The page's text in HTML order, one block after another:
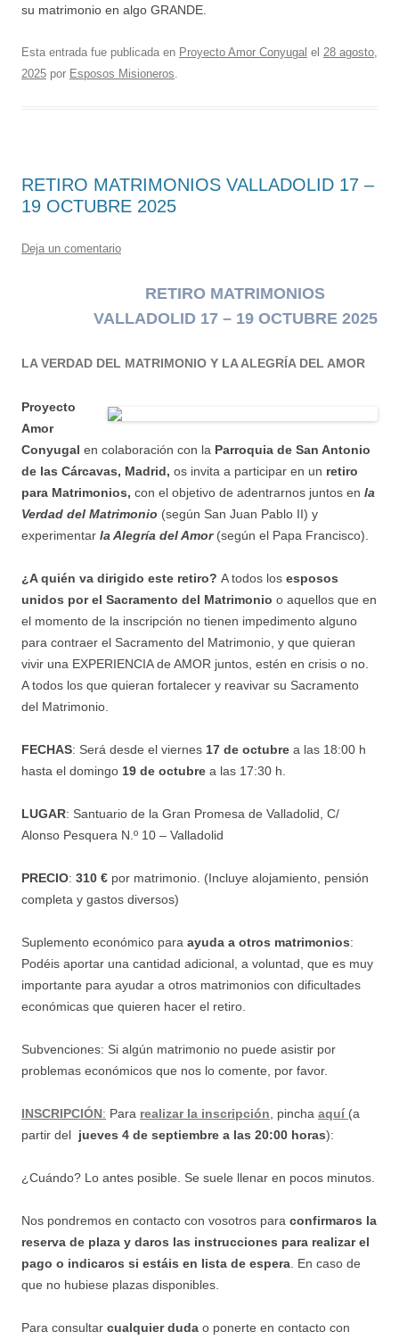
su matrimonio en algo GRANDE.
Esta entrada fue publicada en Proyecto Amor Conyugal el 28 agosto,
2025 por Esposos Misioneros
RETIRO MATRIMONIOS VALLADOLID 17 –
19 OCTUBRE 2025
Deja un comentario
RETIRO MATRIMONIOS
VALLADOLID 17 – 19 OCTUBRE 2025
LA VERDAD DEL MATRIMONIO Y LA ALEGRÍA DEL AMOR
Proyecto
Amor
Conyugal en colaboración con la Parroquia de San Antonio
de las Cárcavas, Madrid, os invita a participar en un retiro
para Matrimonios, con el objetivo de adentrarnos juntos en la
Verdad del Matrimonio (según San Juan Pablo II) y
experimentar la Alegría del Amor(según el Papa Francisco).
¿A quién va dirigido este retiro? A todos los esposos
unidos por el Sacramento del Matrimonio o aquellos que en
el momento de la inscripción no tienen impedimento alguno
para contraer el Sacramento del Matrimonio, y que quieran
vivir una EXPERIENCIA de AMOR juntos, estén en crisis o no.
A todos los que quieran fortalecer y reavivar su Sacramento
del Matrimonio.
FECHAS: Será desde el viernes 17 de octubre a las 18:00 h
hasta el domingo 19 de octubre a las 17:30 h.
LUGAR: Santuario de la Gran Promesa de Valladolid, C/
Alonso Pesquera N.º 10 – Valladolid
PRECIO: 310 € por matrimonio. (Incluye alojamiento, pensión
completa y gastos diversos)
Suplemento económico para ayuda a otros matrimonios:
Podéis aportar una cantidad adicional, a voluntad, que es muy
importante para ayudar a otros matrimonios con dificultades
económicas que quieren hacer el retiro.
Subvenciones: Si algún matrimonio no puede asistir por
problemas económicos que nos lo comente, por favor.
INSCRIPCIÓN: Para realizar la inscripción , pincha aquí (a
partir del jueves 4 de septiembre a las 20:00 horas):
¿Cuándo? Lo antes posible. Se suele llenar en pocos minutos.
Nos pondremos en contacto con vosotros para confirmaros la
reserva de plaza y daros las instrucciones para realizar el
pago o indicaros si estáis en lista de espera . En caso de
que no hubiese plazas disponibles.
Para consultar cualquier duda o ponerte en contacto con